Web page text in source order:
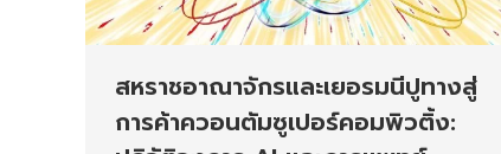
สหราชอาณาจักรและเยอรมนีปูทางสู่
การค้าควอนตัมซูเปอร์คอมพิวติ้ง: